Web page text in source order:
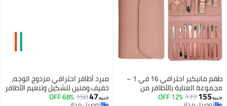
طقم مانيكير احترافي 16 في 1 –
مجموعة العناية بالأظافر من
الستانلس ستيل تضم قصافات أظافر
جنيه155
177
12% OFF
مبرد أظافر احترافي مزدوج الوجه،
خفيف ومتين لتشكيل وتنعيم الأظافر
الطبيعية والصناعية، مناسب
جنيه47
150
68% OFF